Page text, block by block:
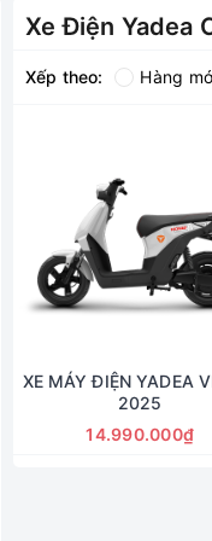
Xe Điện Yadea
Xếp theo: Hàng
XE MÁY ĐIỆN YADEA
2025
14.990.000₫